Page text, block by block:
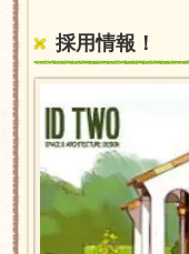
採用情報！